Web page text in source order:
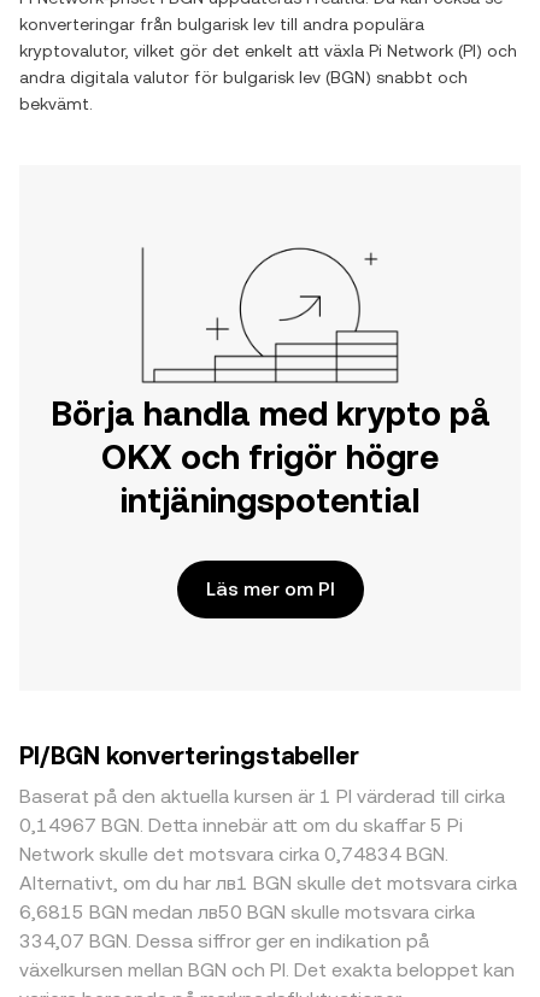
konverteringar från bulgarisk lev till andra populära
kryptovalutor, vilket gör det enkelt att växla Pi Network (PI) och
andra digitala valutor för bulgarisk lev (BGN) snabbt och
bekvämt.
Börja handla med krypto på
OKX och frigör högre
intjäningspotential
Läs mer om PI
PI/BGN konverteringstabeller
Baserat på den aktuella kursen är 1 PI värderad till cirka
0,14967 BGN. Detta innebär att om du skaffar 5 Pi
Network skulle det motsvara cirka 0,74834 BGN.
Alternativt, om du har лв1 BGN skulle det motsvara cirka
6,6815 BGN medan лв50 BGN skulle motsvara cirka
334,07 BGN. Dessa siffror ger en indikation på
växelkursen mellan BGN och PI. Det exakta beloppet kan